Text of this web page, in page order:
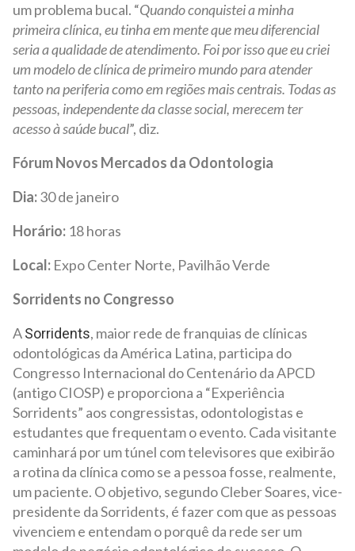
um problema bucal. “Quando conquistei a minha
primeira clínica, eu tinha em mente que meu diferencial
seria a qualidade de atendimento. Foi por isso que eu criei
um modelo de clínica de primeiro mundo para atender
tanto na periferia como em regiões mais centrais. Todas as
pessoas, independente da classe social, merecem ter
acesso à saúde bucal”, diz.
Fórum Novos Mercados da Odontologia
Dia:30 de janeiro
Horário: 18 horas
Local: Expo Center Norte, Pavilhão Verde
Sorridents no Congresso
ASorridents, maior rede de franquias de clínicas
odontológicas da América Latina, participa do
Congresso Internacional do Centenário da APCD
(antigo CIOSP) e proporciona a “Experiência
Sorridents” aos congressistas, odontologistas e
estudantes que frequentam o evento. Cada visitante
caminhará por um túnel com televisores que exibirão
a rotina da clínica como se a pessoa fosse, realmente,
um paciente. O objetivo, segundo Cleber Soares, vice-
presidente da Sorridents, é fazer com que as pessoas
vivenciem e entendam o porquê da rede ser um